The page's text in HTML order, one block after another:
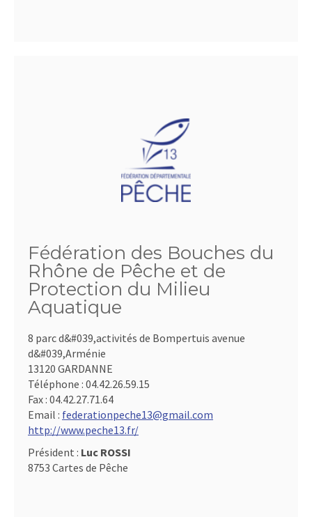
Fédération des Bouches du
Rhône de Pêche et de
Protection du Milieu
Aquatique
8 parc d&#039,activités de Bompertuis avenue
d&#039,Arménie
13120 GARDANNE
Téléphone : 04.42.26.59.15
Fax : 04.42.27.71.64
Email : federationpeche13@gmail.com
http://www.peche13.fr/
Président : Luc ROSSI
8753 Cartes de Pêche